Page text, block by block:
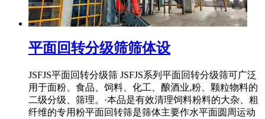
平面回转分级筛筛体设
JSFJS平面回转分级筛 JSFJS系列平面回转分级筛可广泛
用于面粉、食品、饲料、化工、酿酒业,粉、颗粒物料的
二级分级、筛理。·本品是有效清理饲料粉料的大杂、粗
纤维的专用粉平面回转筛是筛体主要作水平面圆周运动